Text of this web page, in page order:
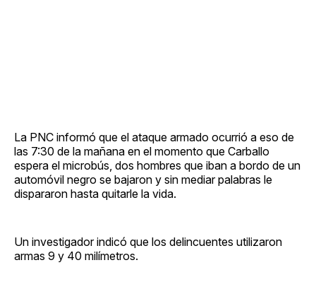
La PNC informó que el ataque armado ocurrió a eso de
las 7:30 de la mañana en el momento que Carballo
espera el microbús, dos hombres que iban a bordo de un
automóvil negro se bajaron y sin mediar palabras le
dispararon hasta quitarle la vida.
Un investigador indicó que los delincuentes utilizaron
armas 9 y 40 milímetros.